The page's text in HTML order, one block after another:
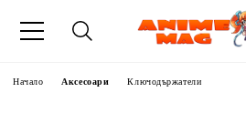
Начало Аксесоари Ключодържатели